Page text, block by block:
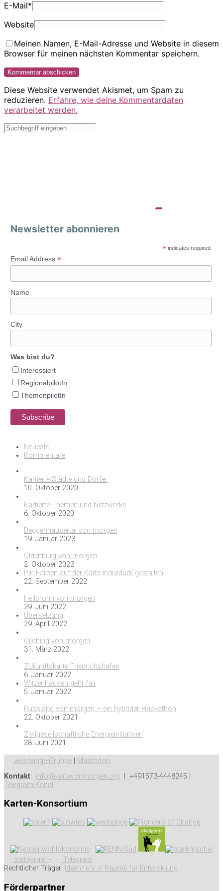
E-Mail*
Website
Meinen Namen, E-Mail-Adresse und Website in diesem
Browser für meinen nächsten Kommentar speichern.
Diese Website verwendet Akismet, um Spam zu
reduzieren. Erfahre, wie deine Kommentardaten
verarbeitet werden.
Newsletter abonnieren
* indicates required
Email Address *
Name
City
Was bist du?
Interessiert
RegionalpilotIn
ThemenpilotIn
Neueste
Kommentare
Kartierte Städte und Dörfer
10. Oktober 2020
Kartierte Themen und Netzwerke
6. Oktober 2020
Deggenhausertal von morgen
19. Januar 2023
Oldenburg von morgen
2. Oktober 2022
Pin-Farben auf der Karte individuell gestalten
22. September 2022
Heilbronn von morgen
29. Juni 2022
Übersetzung
29. April 2022
Gilching von morgen
31. März 2022
ZUkunftskarte Friedrichshafen
6. Januar 2022
Witzenhausen geht fair
5. Januar 2022
Russland von morgen – ein hybrider Hackathon
22. Oktober 2021
Zivilgesellschaftliche Energieinitiativen
28. Juni 2021
wechange-Gruppe
Mastodon
Kontakt: info@kartevonmorgen.org | +491573-4448245 |
Telegram-Kanal
Karten-Konsortium
Instagram -
Telegram
Rechtlicher Träger: Ideen³ e.V. // Räume für Entwicklung
Förderpartner